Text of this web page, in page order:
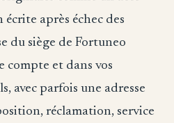
après échec des
du siège de Fortuneo
compte et dans vos
avec parfois une adresse
réclamation, service